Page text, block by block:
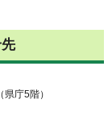
庁5階）